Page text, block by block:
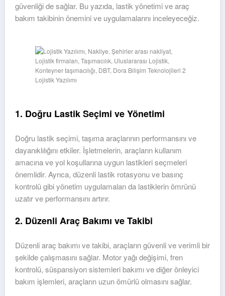
güvenliği de sağlar. Bu yazıda, lastik yönetimi ve araç
bakım takibinin önemini ve uygulamalarını inceleyeceğiz.
Lojistik Yazılımı
1. Doğru Lastik Seçimi ve Yönetimi
Doğru lastik seçimi, taşıma araçlarının performansını ve
dayanıklılığını etkiler. İşletmelerin, araçların kullanım
amacına ve yol koşullarına uygun lastikleri seçmeleri
önemlidir. Ayrıca, düzenli lastik rotasyonu ve basınç
kontrolü gibi yönetim uygulamaları da lastiklerin ömrünü
uzatır ve performansını artırır.
2. Düzenli Araç Bakımı ve Takibi
Düzenli araç bakımı ve takibi, araçların güvenli ve verimli bir
şekilde çalışmasını sağlar. Motor yağı değişimi, fren
kontrolü, süspansiyon sistemleri bakımı ve diğer önleyici
bakım işlemleri, araçların uzun ömürlü olmasını sağlar.